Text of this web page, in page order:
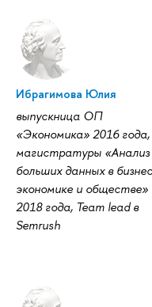
Ибрагимова Юлия
выпускница ОП
«Экономика» 2016 года,
магистратуры «Анализ
больших данных в
экономике и обществе»
2018 года, Team lead в
Semrush